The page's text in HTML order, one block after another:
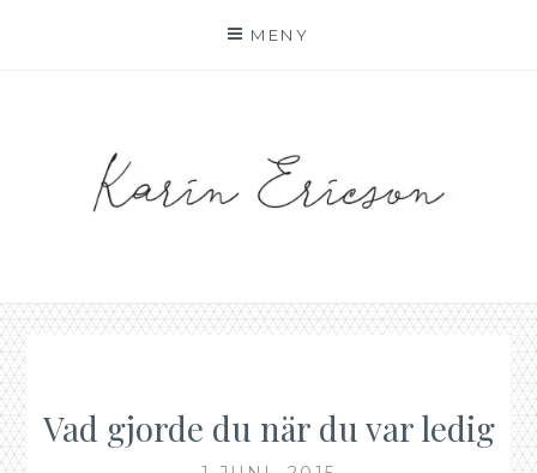
MENY
Vad gjorde du när du var ledig